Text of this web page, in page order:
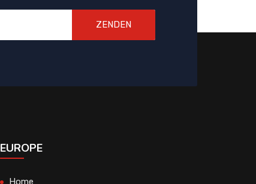
ZENDEN
EUROPE
Home